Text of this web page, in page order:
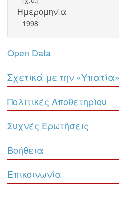
Ημερομηνία
1998
Open Data
Σχετικά με την «Υπατία»
Πολιτικές Αποθετηρίου
Συχνές Ερωτήσεις
Βοήθεια
Επικοινωνία